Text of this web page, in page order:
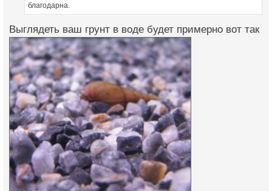
благодарна.
Выглядеть ваш грунт в воде будет примерно вот так